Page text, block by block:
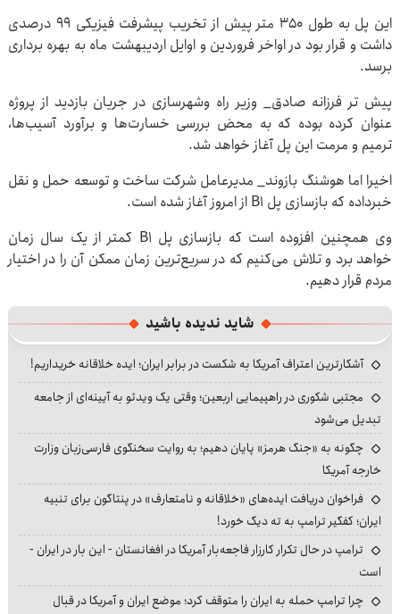
این پل به طول ۳۵۰ متر پیش از تخریب پیشرفت فیزیکی ۹۹ درصدی
داشت و قرار بود در اواخر فروردین و اوایل اردیبهشت ماه به بهره برداری
برسد.
پیش تر فرزانه صادق_ وزیر راه وشهرسازی در جریان بازدید از پروژه
عنوان کرده بوده که به محض بررسی خسارت‌ها و برآورد آسیب‌ها،
ترمیم و مرمت این پل آغاز خواهد شد.
اخیرا اما هوشنگ بازوند_ مدیرعامل شرکت ساخت و توسعه حمل و نقل
خبرداده که بازسازی پل B۱ از امروز آغاز شده است.
وی همچنین افزوده است که بازسازی پل B۱ کمتر از یک سال زمان
خواهد برد و تلاش می‌کنیم که در سریع‌ترین زمان ممکن آن را در اختیار
مردم قرار دهیم.
شاید ندیده باشید
آشکارترین اعتراف آمریکا به شکست در برابر ایران؛ ایده خلاقانه خریداریم!
مجتبی شکوری در راهپیمایی اربعین؛ وقتی یک ویدئو به آیینه‌ای از جامعه
تبدیل می‌شود
چگونه به «جنگ هرمز» پایان دهیم؛ به روایت سخنگوی فارسی‌زبان وزارت
خارجه آمریکا
فراخوان دریافت ایده‌های «خلاقانه و نامتعارف» در پنتاگون برای تنبیه
ایران؛ کفگیر ترامپ به ته دیگ خورد!
ترامپ در حال تکرار کارزار فاجعه‌بار آمریکا در افغانستان - این بار در ایران -
است
چرا ترامپ حمله به ایران را متوقف کرد؛ موضع ایران و آمریکا در قبال